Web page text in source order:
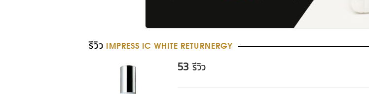
รีวิว IMPRESS IC WHITE RETURNERGY
53 รีวิว